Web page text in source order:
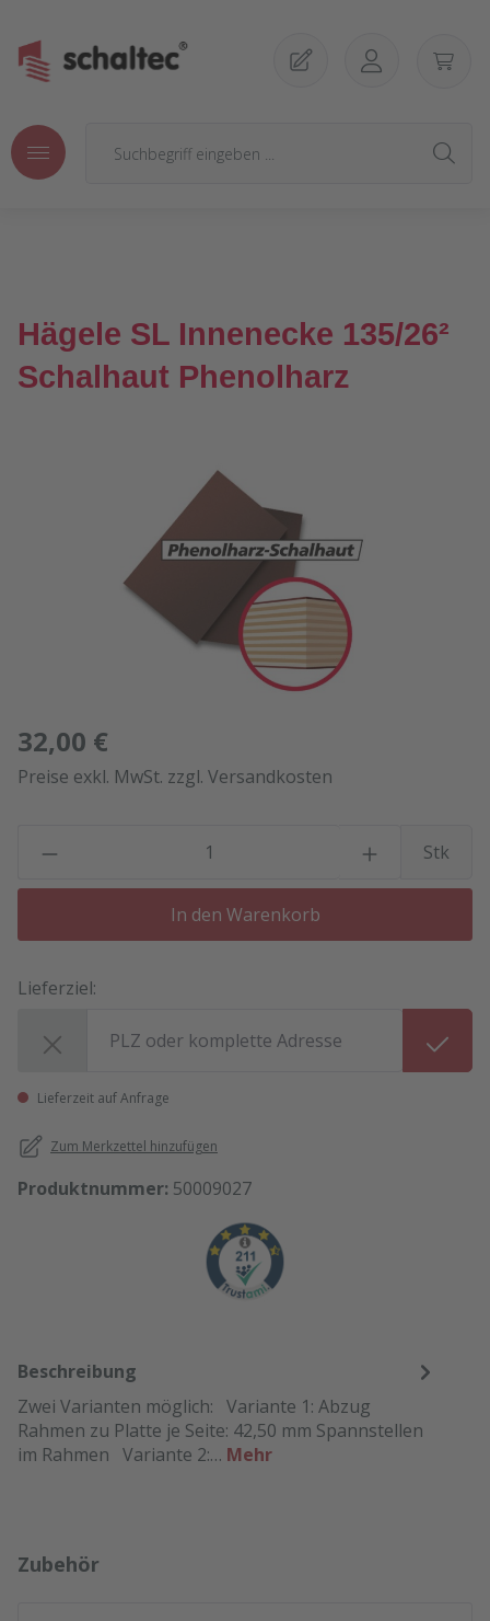
Hägele SL Innenecke 135/26²
Schalhaut Phenolharz
Bildergalerie überspringen
32,00 €
Preise exkl. MwSt. zzgl. Versandkosten
Stk
In den Warenkorb
Lieferziel:
Lieferzeit auf Anfrage
Zum Merkzettel hinzufügen
Produktnummer: 50009027
Beschreibung
Zwei Varianten möglich: Variante 1: Abzug
Rahmen zu Platte je Seite: 42,50 mm Spannstellen
im Rahmen Variante 2:… Mehr
Produktgalerie überspringen
Zubehör